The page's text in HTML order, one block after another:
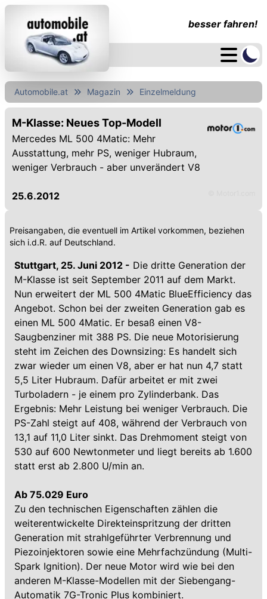
besser fahren!
Automobile.at Magazin Einzelmeldung
M-Klasse: Neues Top-Modell
Mercedes ML 500 4Matic: Mehr
Ausstattung, mehr PS, weniger Hubraum,
weniger Verbrauch - aber unverändert V8
25.6.2012
Preisangaben, die eventuell im Artikel vorkommen, beziehen
sich i.d.R. auf Deutschland.
Stuttgart, 25. Juni 2012 - Die dritte Generation der
M-Klasse ist seit September 2011 auf dem Markt.
Nun erweitert der ML 500 4Matic BlueEfficiency das
Angebot. Schon bei der zweiten Generation gab es
einen ML 500 4Matic. Er besaß einen V8-
Saugbenziner mit 388 PS. Die neue Motorisierung
steht im Zeichen des Downsizing: Es handelt sich
zwar wieder um einen V8, aber er hat nun 4,7 statt
5,5 Liter Hubraum. Dafür arbeitet er mit zwei
Turboladern - je einem pro Zylinderbank. Das
Ergebnis: Mehr Leistung bei weniger Verbrauch. Die
PS-Zahl steigt auf 408, während der Verbrauch von
13,1 auf 11,0 Liter sinkt. Das Drehmoment steigt von
530 auf 600 Newtonmeter und liegt bereits ab 1.600
statt erst ab 2.800 U/min an.
Ab 75.029 Euro
Zu den technischen Eigenschaften zählen die
weiterentwickelte Direkteinspritzung der dritten
Generation mit strahlgeführter Verbrennung und
Piezoinjektoren sowie eine Mehrfachzündung (Multi-
Spark Ignition). Der neue Motor wird wie bei den
anderen M-Klasse-Modellen mit der Siebengang-
Automatik 7G-Tronic Plus kombiniert.